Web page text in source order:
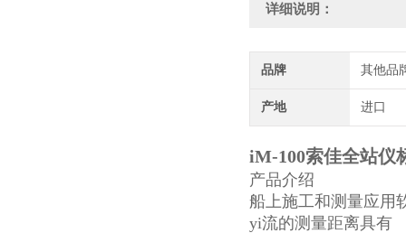
详细说明：
品牌 其他品
产地 进口
iM-100索佳全站仪
产品介绍
船上施工和测量应用
yi流的测量距离具有